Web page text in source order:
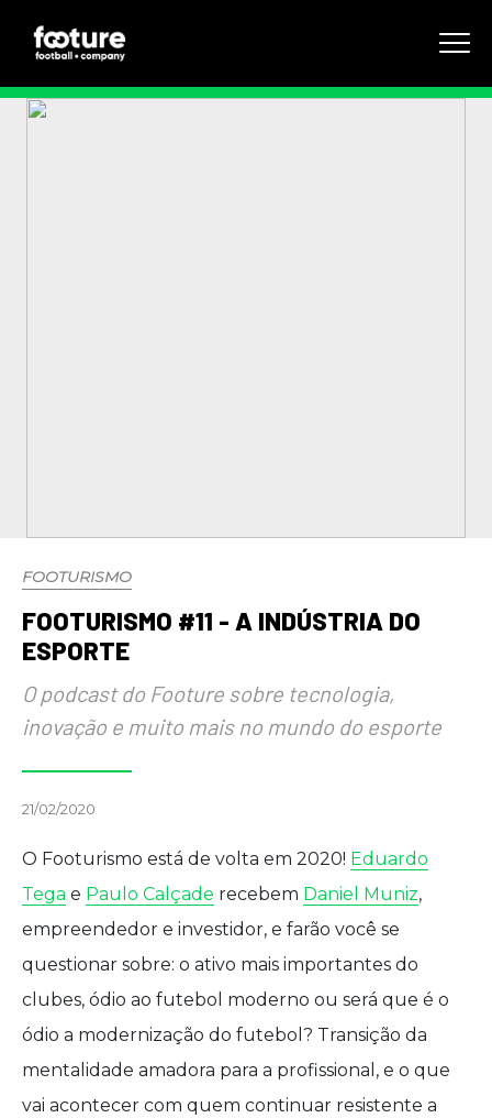
FOOTURISMO
FOOTURISMO #11 - A INDÚSTRIA DO
ESPORTE
O podcast do Footure sobre tecnologia,
inovação e muito mais no mundo do esporte
21/02/2020
O Footurismo está de volta em 2020! Eduardo
Tega e Paulo Calçade recebem Daniel Muniz,
empreendedor e investidor, e farão você se
questionar sobre: o ativo mais importantes do
clubes, ódio ao futebol moderno ou será que é o
ódio a modernização do futebol? Transição da
mentalidade amadora para a profissional, e o que
vai acontecer com quem continuar resistente a